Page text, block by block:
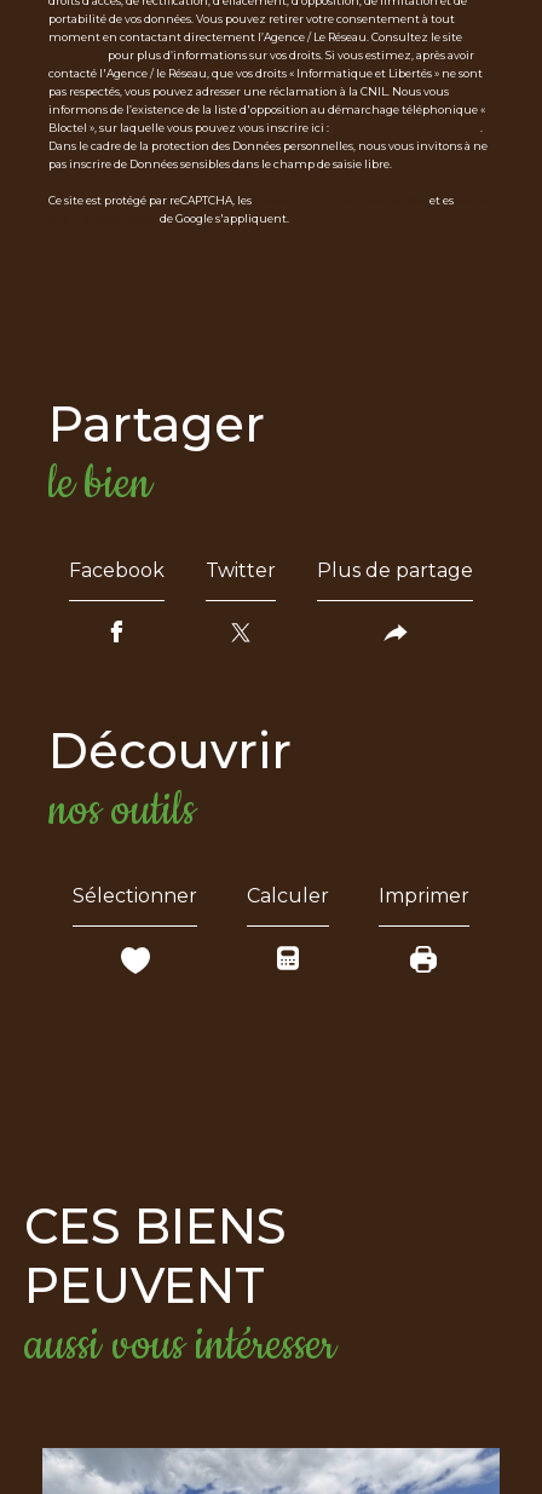
portabilité de vos données. Vous pouvez retirer votre consentement à tout
moment en contactant directement l’Agence / Le Réseau. Consultez le site
pour plus d’informations sur vos droits. Si vous estimez, après avoir
contacté l'Agence / le Réseau, que vos droits « Informatique et Libertés » ne sont
pas respectés, vous pouvez adresser une réclamation à la CNIL. Nous vous
informons de l’existence de la liste d'opposition au démarchage téléphonique «
Bloctel », sur laquelle vous pouvez vous inscrire ici :
Dans le cadre de la protection des Données personnelles, nous vous invitons à ne
pas inscrire de Données sensibles dans le champ de saisie libre.
Ce site est protégé par reCAPTCHA, les et es
de Google s'appliquent.
partager
le bien
Facebook Twitter Plus de partage
découvrir
nos outils
Sélectionner Calculer Imprimer
CES BIENS
PEUVENT
aussi vous intéresser